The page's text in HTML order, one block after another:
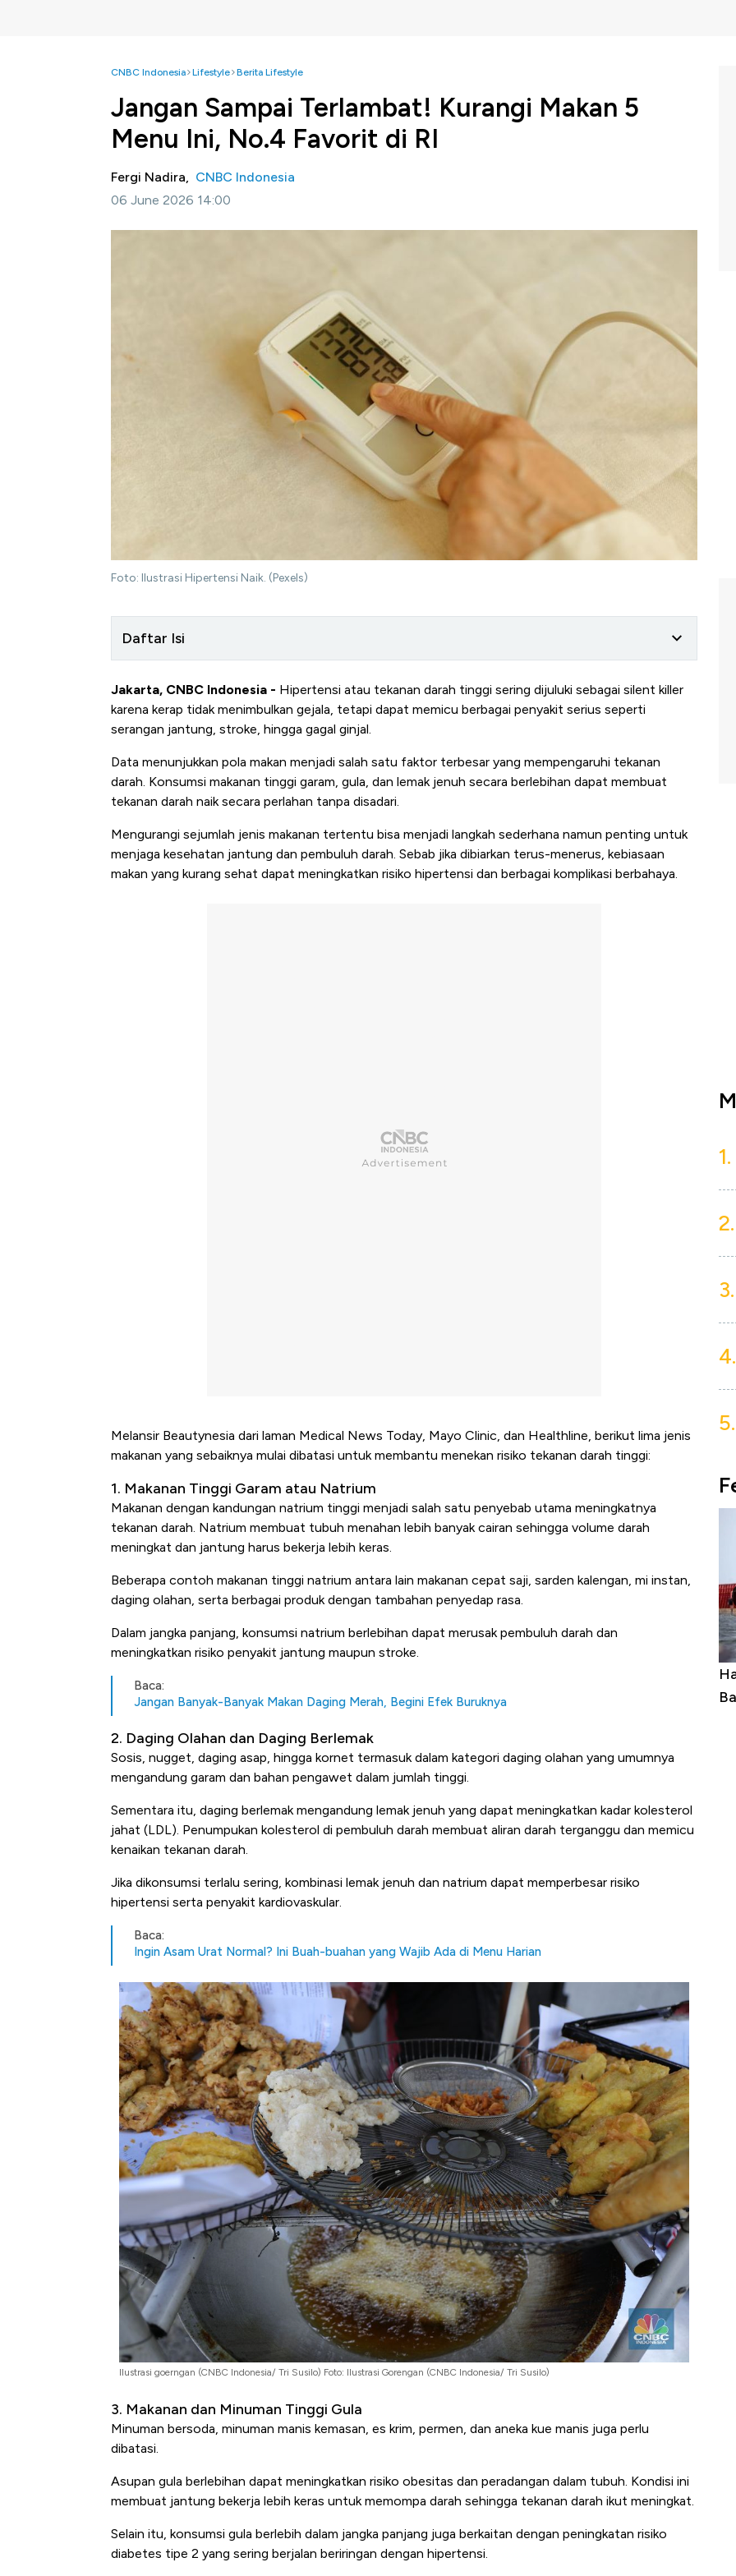
CNBC Indonesia Lifestyle Berita Lifestyle
Jangan Sampai Terlambat! Kurangi Makan 5
Menu Ini, No.4 Favorit di RI
Fergi Nadira, CNBC Indonesia
06 June 2026 14:00
Foto: Ilustrasi Hipertensi Naik. (Pexels)
Daftar Isi
Jakarta, CNBC Indonesia - Hipertensi atau tekanan darah tinggi sering dijuluki sebagai silent killer
karena kerap tidak menimbulkan gejala, tetapi dapat memicu berbagai penyakit serius seperti
serangan jantung, stroke, hingga gagal ginjal.
Data menunjukkan pola makan menjadi salah satu faktor terbesar yang mempengaruhi tekanan
darah. Konsumsi makanan tinggi garam, gula, dan lemak jenuh secara berlebihan dapat membuat
tekanan darah naik secara perlahan tanpa disadari.
Mengurangi sejumlah jenis makanan tertentu bisa menjadi langkah sederhana namun penting untuk
menjaga kesehatan jantung dan pembuluh darah. Sebab jika dibiarkan terus-menerus, kebiasaan
makan yang kurang sehat dapat meningkatkan risiko hipertensi dan berbagai komplikasi berbahaya.
Melansir Beautynesia dari laman Medical News Today, Mayo Clinic, dan Healthline, berikut lima jenis
makanan yang sebaiknya mulai dibatasi untuk membantu menekan risiko tekanan darah tinggi:
1. Makanan Tinggi Garam atau Natrium
Makanan dengan kandungan natrium tinggi menjadi salah satu penyebab utama meningkatnya
tekanan darah. Natrium membuat tubuh menahan lebih banyak cairan sehingga volume darah
meningkat dan jantung harus bekerja lebih keras.
Beberapa contoh makanan tinggi natrium antara lain makanan cepat saji, sarden kalengan, mi instan,
daging olahan, serta berbagai produk dengan tambahan penyedap rasa.
Dalam jangka panjang, konsumsi natrium berlebihan dapat merusak pembuluh darah dan
meningkatkan risiko penyakit jantung maupun stroke.
Baca:
Jangan Banyak-Banyak Makan Daging Merah, Begini Efek Buruknya
2. Daging Olahan dan Daging Berlemak
Sosis, nugget, daging asap, hingga kornet termasuk dalam kategori daging olahan yang umumnya
mengandung garam dan bahan pengawet dalam jumlah tinggi.
Sementara itu, daging berlemak mengandung lemak jenuh yang dapat meningkatkan kadar kolesterol
jahat (LDL). Penumpukan kolesterol di pembuluh darah membuat aliran darah terganggu dan memicu
kenaikan tekanan darah.
Jika dikonsumsi terlalu sering, kombinasi lemak jenuh dan natrium dapat memperbesar risiko
hipertensi serta penyakit kardiovaskular.
Baca:
Ingin Asam Urat Normal? Ini Buah-buahan yang Wajib Ada di Menu Harian
Ilustrasi goerngan (CNBC Indonesia/ Tri Susilo) Foto: Ilustrasi Gorengan (CNBC Indonesia/ Tri Susilo)
3. Makanan dan Minuman Tinggi Gula
Minuman bersoda, minuman manis kemasan, es krim, permen, dan aneka kue manis juga perlu
dibatasi.
Asupan gula berlebihan dapat meningkatkan risiko obesitas dan peradangan dalam tubuh. Kondisi ini
membuat jantung bekerja lebih keras untuk memompa darah sehingga tekanan darah ikut meningkat.
Selain itu, konsumsi gula berlebih dalam jangka panjang juga berkaitan dengan peningkatan risiko
diabetes tipe 2 yang sering berjalan beriringan dengan hipertensi.
1.
2.
3.
4.
5.
Langit Dunia, Pembunuh Boeing-Airbus? Baik Buat Pengusaha RI